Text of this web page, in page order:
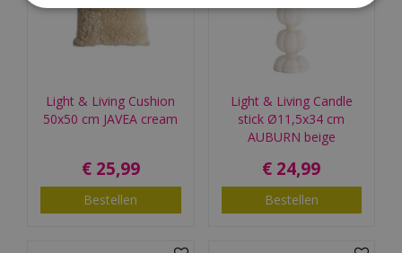
Light & Living Cushion
50x50 cm JAVEA cream
€ 25,99
Bestellen
Light & Living Candle
stick Ø11,5x34 cm
AUBURN beige
€ 24,99
Bestellen